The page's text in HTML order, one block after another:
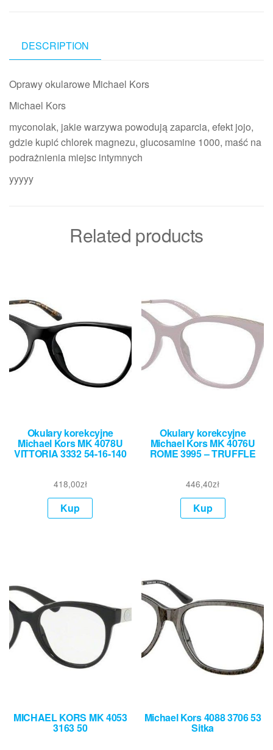
DESCRIPTION
Oprawy okularowe Michael Kors
Michael Kors
myconolak, jakie warzywa powodują zaparcia, efekt jojo,
gdzie kupić chlorek magnezu, glucosamine 1000, maść na
podrażnienia miejsc intymnych
yyyyy
Related products
Okulary korekcyjne
Michael Kors MK 4078U
VITTORIA 3332 54-16-140
418,00zł
Kup
Okulary korekcyjne
Michael Kors MK 4076U
ROME 3995 – TRUFFLE
446,40zł
Kup
MICHAEL KORS MK 4053
3163 50
Michael Kors 4088 3706 53
Sitka